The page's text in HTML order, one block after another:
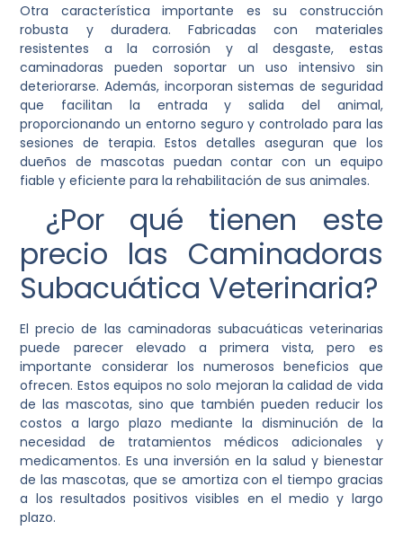
Otra característica importante es su construcción
robusta y duradera. Fabricadas con materiales
resistentes a la corrosión y al desgaste, estas
caminadoras pueden soportar un uso intensivo sin
deteriorarse. Además, incorporan sistemas de seguridad
que facilitan la entrada y salida del animal,
proporcionando un entorno seguro y controlado para las
sesiones de terapia. Estos detalles aseguran que los
dueños de mascotas puedan contar con un equipo
fiable y eficiente para la rehabilitación de sus animales.
¿Por qué tienen este
precio las Caminadoras
Subacuática Veterinaria?
El precio de las caminadoras subacuáticas veterinarias
puede parecer elevado a primera vista, pero es
importante considerar los numerosos beneficios que
ofrecen. Estos equipos no solo mejoran la calidad de vida
de las mascotas, sino que también pueden reducir los
costos a largo plazo mediante la disminución de la
necesidad de tratamientos médicos adicionales y
medicamentos. Es una inversión en la salud y bienestar
de las mascotas, que se amortiza con el tiempo gracias
a los resultados positivos visibles en el medio y largo
plazo.